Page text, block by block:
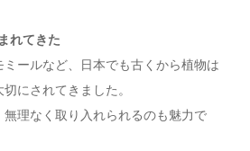
れてきた
ールなど、日本でも古くから植物は
にされてきました。
理なく取り入れられるのも魅力で